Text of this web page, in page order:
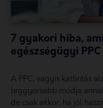
7 gyakori hiba,
egészségügyi PPC
A PPC, vagyis kattintás
leggyorsabb módja
de csak akkor, ha jól